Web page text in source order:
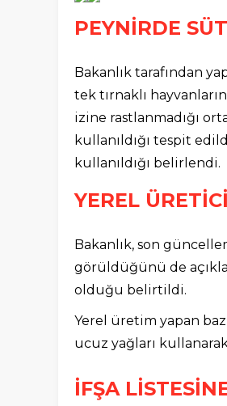
PEYNİRDE
Bakanlık tarafından
tek tırnaklı
izine rastlanmadığı
kullanıldığı tespit
kullanıldığı belirlendi.
YEREL
Bakanlık, son
görüldüğünü de
olduğu belirtildi.
Yerel üretim yapan
ucuz yağları
İFŞA